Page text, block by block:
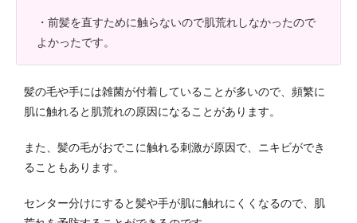
・前髪を直すために触らないので肌荒れしなかったので
よかったです。
髪の毛や手には雑菌が付着していることが多いので、頻繁に
肌に触れると肌荒れの原因になることがあります。
また、髪の毛がおでこに触れる刺激が原因で、ニキビができ
ることもあります。
センター分けにすると髪や手が肌に触れにくくなるので、肌